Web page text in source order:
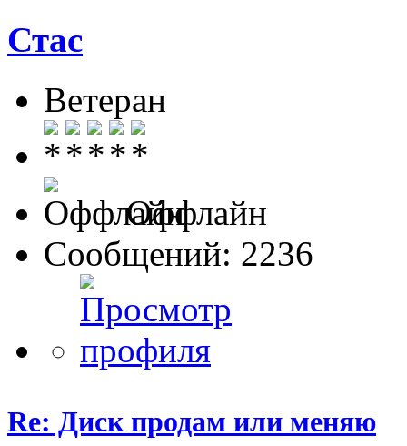
Стас
Ветеран
Оффлайн
Сообщений: 2236
Re: Диск продам или меняю